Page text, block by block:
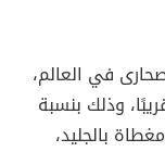
في العالم،
وذلك بنسبة
مغطاة بالجليد،